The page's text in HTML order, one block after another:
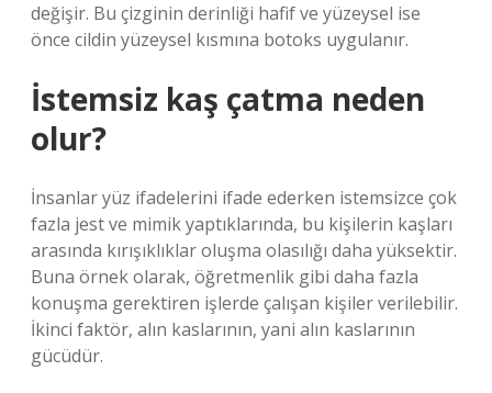
değişir. Bu çizginin derinliği hafif ve yüzeysel ise
önce cildin yüzeysel kısmına botoks uygulanır.
İstemsiz kaş çatma neden
olur?
İnsanlar yüz ifadelerini ifade ederken istemsizce çok
fazla jest ve mimik yaptıklarında, bu kişilerin kaşları
arasında kırışıklıklar oluşma olasılığı daha yüksektir.
Buna örnek olarak, öğretmenlik gibi daha fazla
konuşma gerektiren işlerde çalışan kişiler verilebilir.
İkinci faktör, alın kaslarının, yani alın kaslarının
gücüdür.